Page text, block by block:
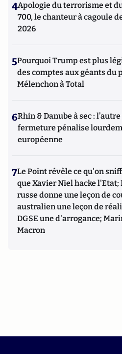
4Apologie du terrorisme et
700, le chanteur à cagoule
2026
5Pourquoi Trump est plus
des comptes aux géants du
Mélenchon à Total
6Rhin & Danube à sec :
fermeture pénalise
européenne
7Le Point révèle ce qu'on
que Xavier Niel hacke l'Etat;
russe donne une leçon de
australien une leçon de
DGSE une d'arrogance;
Macron